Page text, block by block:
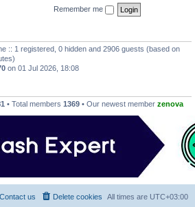
Remember me
:: 1 registered, 0 hidden and 2906 guests (based on
on 01 Jul 2026, 18:08
• Total members 1369 • Our newest member zenova
All times are UTC+03:00
Delete cookies
Contact us